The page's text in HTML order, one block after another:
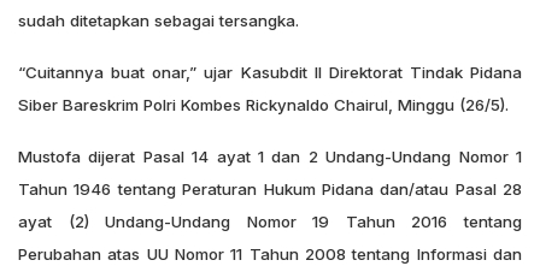
sudah ditetapkan sebagai tersangka.
“Cuitannya buat onar,” ujar Kasubdit II Direktorat Tindak Pidana
Siber Bareskrim Polri Kombes Rickynaldo Chairul, Minggu (26/5).
Mustofa dijerat Pasal 14 ayat 1 dan 2 Undang-Undang Nomor 1
Tahun 1946 tentang Peraturan Hukum Pidana dan/atau Pasal 28
ayat (2) Undang-Undang Nomor 19 Tahun 2016 tentang
Perubahan atas UU Nomor 11 Tahun 2008 tentang Informasi dan